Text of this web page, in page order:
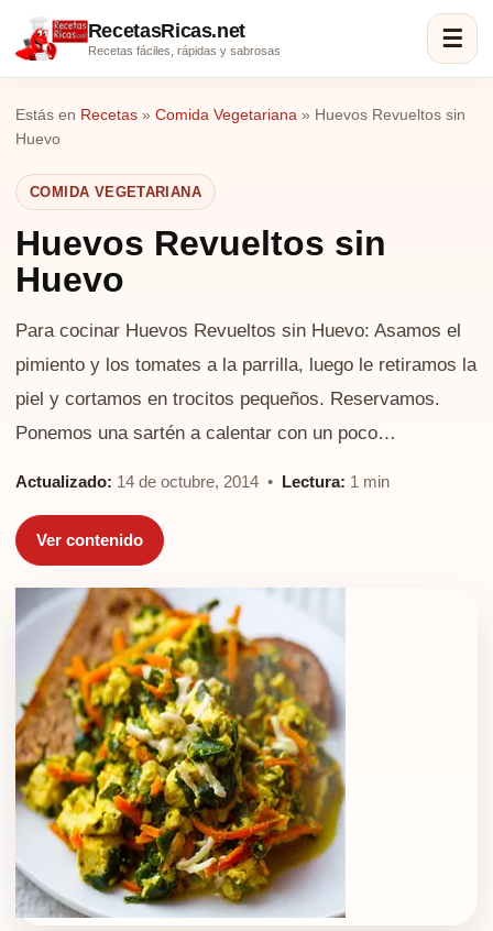
RecetasRicas.net
Recetas fáciles, rápidas y sabrosas ☰
Estás en Recetas » Comida Vegetariana » Huevos Revueltos sin
Huevo
COMIDA VEGETARIANA
Huevos Revueltos sin
Huevo
Para cocinar Huevos Revueltos sin Huevo: Asamos el
pimiento y los tomates a la parrilla, luego le retiramos la
piel y cortamos en trocitos pequeños. Reservamos.
Ponemos una sartén a calentar con un poco…
Actualizado: 14 de octubre, 2014 • Lectura: 1 min
Ver contenido